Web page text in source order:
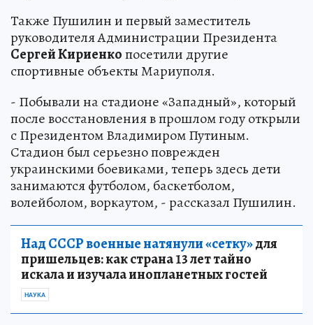
Также Пушилин и первый заместитель
руководителя Администрации Президента
Сергей Кириенкопосетили другие
спортивные объекты Мариуполя.
- Побывали на стадионе «Западный», который
после восстановления в прошлом году открыли
с Президентом Владимиром Путиным.
Стадион был серьезно поврежден
украинскими боевиками, теперь здесь дети
занимаются футболом, баскетболом,
волейболом, воркаутом, - рассказал Пушилин.
Над СССР военные натянули «сетку»для
пришельцев: как страна 13 лет тайно
искала и изучала инопланетных гостей
НАУКА